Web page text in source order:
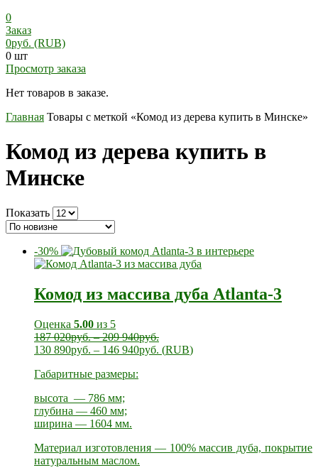
0
Заказ
0руб. (RUB)
0 шт
Просмотр заказа
Нет товаров в заказе.
Главная Товары с меткой «Комод из дерева купить в Минске»
Комод из дерева купить в
Минске
Показать
-30%
Комод из массива дуба Atlanta-3
Оценка 5.00 из 5
187 020руб.–209 940руб.
130 890руб. – 146 940руб. (RUB)
Габаритные размеры:
высота — 786 мм;
глубина — 460 мм;
ширина — 1604 мм.
Материал изготовления — 100% массив дуба, покрытие
натуральным маслом.